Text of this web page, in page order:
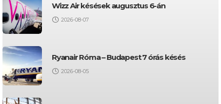
Wizz Air késések augusztus 6-án
2026-08-07
Ryanair Róma – Budapest 7 órás késés
2026-08-05